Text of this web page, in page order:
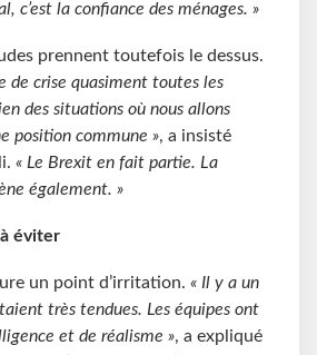
c’est la confiance des ménages. »
prennent toutefois le dessus.
de crise quasiment toutes les
des situations où nous allons
position commune », a insisté
« Le Brexit en fait partie. La
également. »
éviter
un point d’irritation. « Il y a un
très tendues. Les équipes ont
et de réalisme », a expliqué